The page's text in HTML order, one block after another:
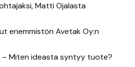
Matti Ojalasta
enemmistön Avetak Oy:n
Miten ideasta syntyy tuote?